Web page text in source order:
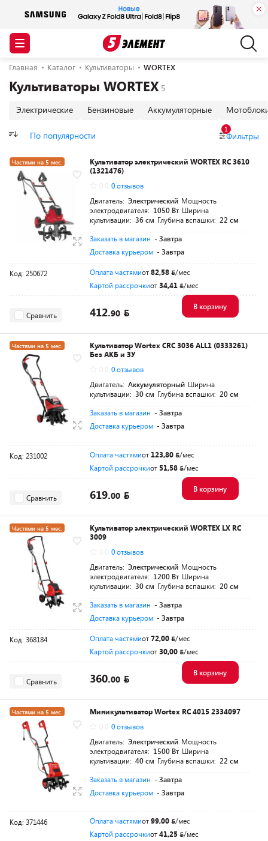
Главная Каталог Культиваторы WORTEX
Культиваторы WORTEX
Электрические Бензиновые Аккумуляторные
По популярности Фильтры
1
Частями на 5 мес.
Разумная цена
Культиватор электрический WORTEX RC 3610
(1321476)
0 отзывов
Двигатель: Электрический Мощность
электродвигателя: 1050 Вт Ширина
культивации: 36 см Глубина вспашки: 22 см
Заказать в магазин - Завтра
Доставка курьером - Завтра
Код: 250672 Оплата частямиот82,58
/мес
Картой рассрочкиот34,41 /мес
Сравнить 412.90
В корзину
Частями на 5 мес.
Разумная цена
Культиватор Wortex CRC 3036 ALL1 (0333261)
Без АКБ и ЗУ
0 отзывов
Двигатель: Аккумуляторный Ширина
культивации: 30 см Глубина вспашки: 20 см
Заказать в магазин - Завтра
Доставка курьером - Завтра
Код: 231002 Оплата частямиот 123,80
/мес
Картой рассрочкиот 51,58 /мес
Сравнить 619.00
В корзину
Частями на 5 мес.
Разумная цена
Культиватор электрический WORTEX LX RC
3009
0 отзывов
Двигатель: Электрический Мощность
электродвигателя: 1200 Вт Ширина
культивации: 30 см Глубина вспашки: 20 см
Заказать в магазин - Завтра
Доставка курьером - Завтра
Код: 368184 Оплата частямиот72,00
/мес
Картой рассрочкиот30,00 /мес
Сравнить 360.00
В корзину
Частями на 5 мес.
Разумная цена
Миникультиватор Wortex RC 4015 2334097
0 отзывов
Двигатель: Электрический Мощность
электродвигателя: 1500 Вт Ширина
культивации: 40 см Глубина вспашки: 22 см
Заказать в магазин - Завтра
Доставка курьером - Завтра
Код: 371446 Оплата частямиот99,00
/мес
Картой рассрочкиот41,25 /мес